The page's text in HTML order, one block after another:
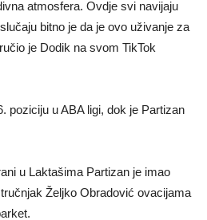
atmosfera. Ovdje svi navijaju
bitno je da je ovo uživanje za
je Dodik na svom TikTok
poziciju u ABA ligi, dok je Partizan
u Laktašima Partizan je imao
Željko Obradović ovacijama